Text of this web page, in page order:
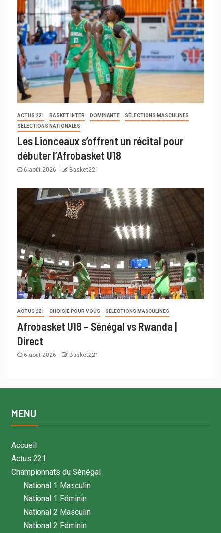
ACTUS 221 BASKET INTER DOMINANTE
SÉLECTIONS MASCULINES
SÉLECTIONS NATIONALES
Les Lionceaux s’offrent un récital pour
débuter l’Afrobasket U18
6 août 2026 Basket221
ACTUS 221 CHOISIE POUR VOUS SÉLECTIONS MASCULINES
Afrobasket U18 – Sénégal vs Rwanda |
Direct
6 août 2026 Basket221
MENU
Accueil
Actus 221
Championnats du Sénégal
National 1 Masculin
National 1 Féminin
National 2 Masculin
National 2 Féminin